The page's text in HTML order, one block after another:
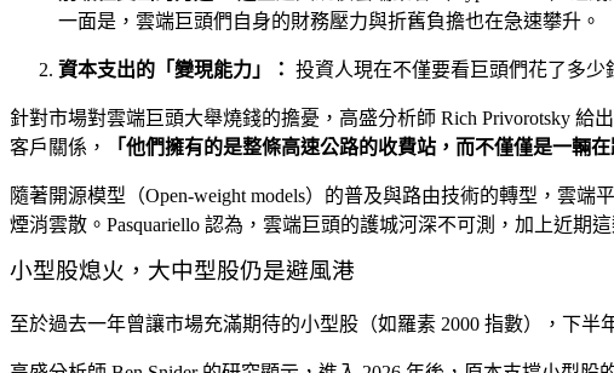
一面是，雲端巨頭們自身的財務壓力與折舊負擔也在急速攀升。
資本支出的「變現能力」： 投資人現在不僅要看巨頭們花了多
針對市場對雲端巨頭大舉燒錢的擔憂，高盛分析師 Rich Privorotsky
客戶關係，
「他們擁有的是整條高速公路的收費站，而不僅僅是一輛在
隨著開源模型（Open-weight models）的普及與路由技術的轉型，雲
煙消雲散。Pasquariello 認為，雲端巨頭的護城河深不可測，加上近
小型股熄火，大中型股仍是避風港
至於過去一年曾讓市場充滿期待的小型股（如羅素 2000 指數），下半